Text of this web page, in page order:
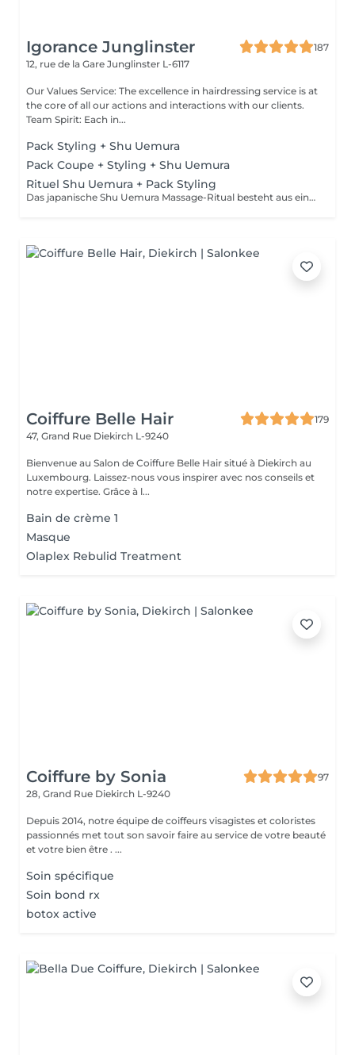
Igorance Junglinster
187
12, rue de la Gare Junglinster L-6117
Our Values Service: The excellence in hairdressing service is at
the core of all our actions and interactions with our clients.
Team Spirit: Each in...
Pack Styling + Shu Uemura
Pack Coupe + Styling + Shu Uemura
Rituel Shu Uemura + Pack Styling
Das japanische Shu Uemura Massage-Ritual besteht aus einem 30-minütigen Shampoo und einer Behandlung zur Entspannung und intensiven Haarreparatur + Styling-Paket Die Preise dienen zur Orientierung und müssen nach einer individuellen Beratung durch Ihren Friseur/Stylisten/Spezialisten bestätigt werden. Die Geschäftsleitung behält sich das Recht vor, Änderungen zum reibungslosen Ablauf des Salons vorzunehmen
Coiffure Belle Hair
179
47, Grand Rue Diekirch L-9240
Bienvenue au Salon de Coiffure Belle Hair situé à Diekirch au
Luxembourg. Laissez-nous vous inspirer avec nos conseils et
notre expertise. Grâce à l...
Bain de crème 1
Masque
Olaplex Rebulid Treatment
Coiffure by Sonia
97
28, Grand Rue Diekirch L-9240
Depuis 2014, notre équipe de coiffeurs visagistes et coloristes
passionnés met tout son savoir faire au service de votre beauté
et votre bien être . ...
Soin spécifique
Soin bond rx
botox active